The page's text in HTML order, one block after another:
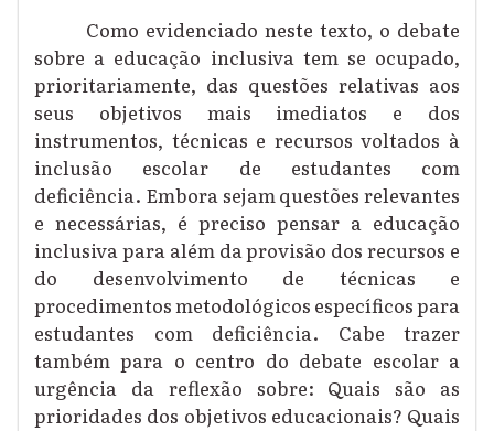
Como evidenciado neste texto, o debate
sobre a educação inclusiva tem se ocupado,
prioritariamente, das questões relativas aos
seus objetivos mais imediatos e dos
instrumentos, técnicas e recursos voltados à
inclusão escolar de estudantes com
deficiência. Embora sejam questões relevantes
e necessárias, é preciso pensar a educação
inclusiva para além da provisão dos recursos e
do desenvolvimento de técnicas e
procedimentos metodológicos específicos para
estudantes com deficiência. Cabe trazer
também para o centro do debate escolar a
urgência da reflexão sobre: Quais são as
prioridades dos objetivos educacionais? Quais